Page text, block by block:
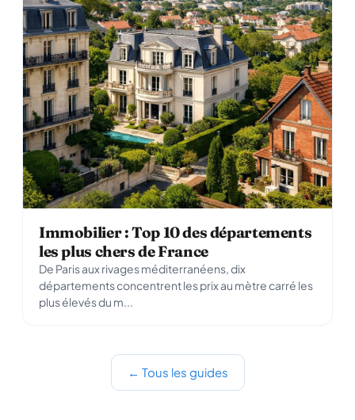
Immobilier : Top 10 des départements
les plus chers de France
De Paris aux rivages méditerranéens, dix
départements concentrent les prix au mètre carré les
plus élevés du m...
← Tous les guides